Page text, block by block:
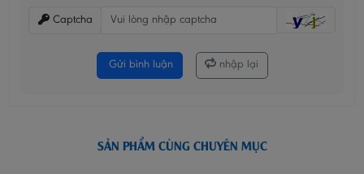
Captcha
Gửi bình luận nhập lại
SẢN PHẨM CÙNG CHUYÊN MỤC